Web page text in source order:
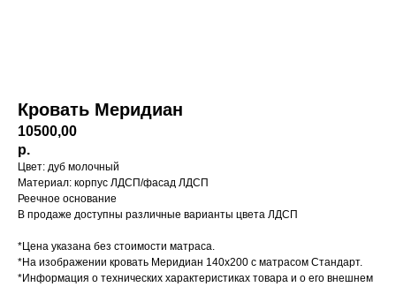
Кровать Меридиан
10500,00
р.
Цвет: дуб молочный
Материал: корпус ЛДСП/фасад ЛДСП
Реечное основание
В продаже доступны различные варианты цвета ЛДСП
*Цена указана без стоимости матраса.
*На изображении кровать Меридиан 140х200 с матрасом Стандарт.
*Информация о технических характеристиках товара и о его внешнем